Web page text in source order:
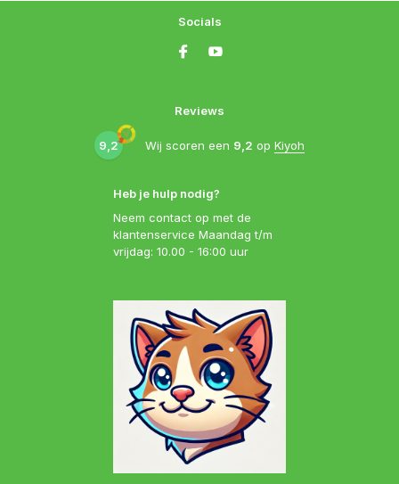
Heb je hulp nodig?
Neem contact op met de
klantenservice Maandag t/m
vrijdag: 10.00 - 16:00 uur
Reviews
9,2 Wij scoren een 9,2 op Kiyoh
Socials